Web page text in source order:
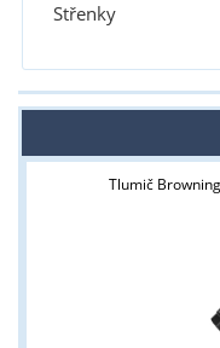
Střenky
Tlumič